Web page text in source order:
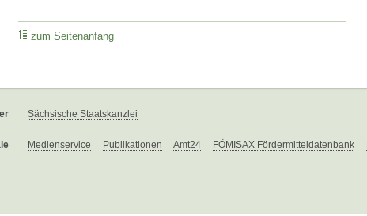
zum Seitenanfang
Sächsische Staatskanzlei
Medienservice Publikationen Amt24 FÖMISAX Fördermitteldatenbank